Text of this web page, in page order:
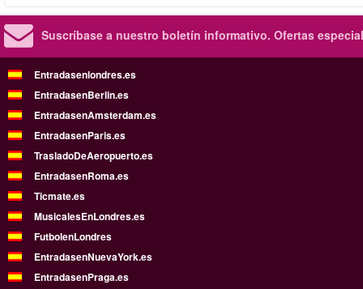
Suscríbase a nuestro boletín informativo. Ofertas
Entradasenlondres.es
EntradasenBerlin.es
EntradasenAmsterdam.es
EntradasenParis.es
TrasladoDeAeropuerto.es
EntradasenRoma.es
Ticmate.es
MusicalesEnLondres.es
FutbolenLondres
EntradasenNuevaYork.es
EntradasenPraga.es